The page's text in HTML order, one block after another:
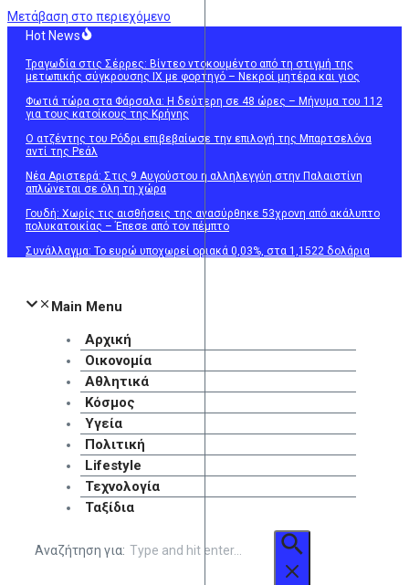
Μετάβαση στο περιεχόμενο
Hot News
Τραγωδία στις Σέρρες: Βίντεο ντοκουμέντο από τη στιγμή της
μετωπικής σύγκρουσης ΙΧ με φορτηγό – Νεκροί μητέρα και γιος
Φωτιά τώρα στα Φάρσαλα: Η δεύτερη σε 48 ώρες – Μήνυμα του 112
για τους κατοίκους της Κρήνης
Ο ατζέντης του Ρόδρι επιβεβαίωσε την επιλογή της Μπαρτσελόνα
αντί της Ρεάλ
Νέα Αριστερά: Στις 9 Αυγούστου η αλληλεγγύη στην Παλαιστίνη
απλώνεται σε όλη τη χώρα
Γουδή: Χωρίς τις αισθήσεις της ανασύρθηκε 53χρονη από ακάλυπτο
πολυκατοικίας – Έπεσε από τον πέμπτο
Συνάλλαγμα: Το ευρώ υποχωρεί οριακά 0,03%, στα 1,1522 δολάρια
Main Menu
Αρχική
Οικονομία
Αθλητικά
Κόσμος
Υγεία
Πολιτική
Lifestyle
Τεχνολογία
Ταξίδια
Αναζήτηση για: